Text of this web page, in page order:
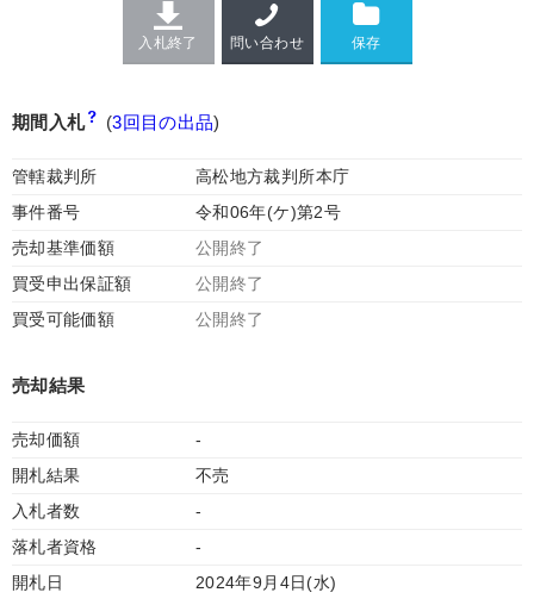
入札終了 問い合わせ
期間入札 (3回目の出品)
管轄裁判所
高松地方裁判所本庁
事件番号
令和06年(ケ)第2号
売却基準価額
公開終了
買受申出保証額
公開終了
買受可能価額
公開終了
売却結果
売却価額
-
開札結果
不売
入札者数
-
落札者資格
-
開札日
2024年9月4日(水)